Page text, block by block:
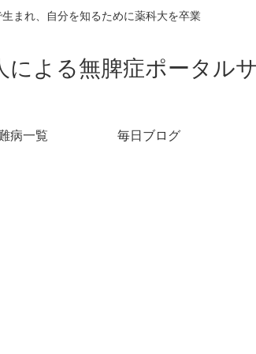
まれ、自分を知るために薬科大を卒業
による無脾症ポータル
病一覧 毎日ブログ